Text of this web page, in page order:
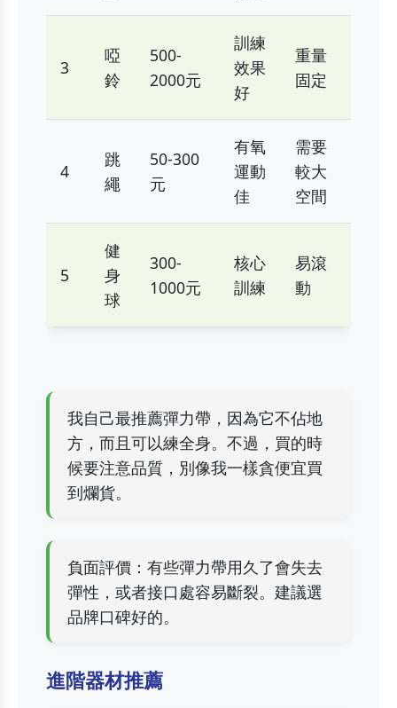
3
啞
鈴
500-
2000元
訓練
效果
好
重量
固定
4
跳
繩
50-300
元
有氧
運動
佳
需要
較大
空間
5
健
身
球
300-
1000元
核心
訓練
易滾
動
我自己最推薦彈力帶，因為它不佔地
方，而且可以練全身。不過，買的時
候要注意品質，別像我一樣貪便宜買
到爛貨。
負面評價：有些彈力帶用久了會失去
彈性，或者接口處容易斷裂。建議選
品牌口碑好的。
進階器材推薦